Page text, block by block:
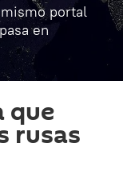
portal
en
que
rusas